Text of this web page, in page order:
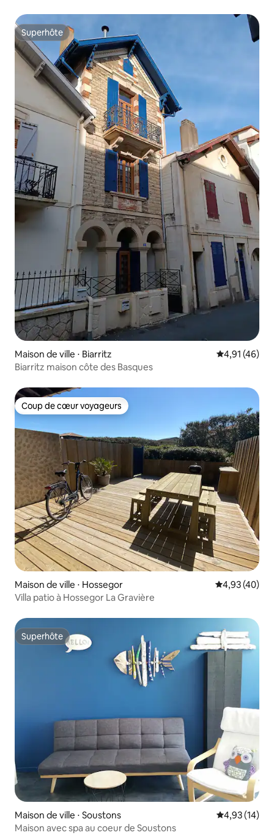
Superhôte
Superhôte
Maison de ville ⋅ Biarritz Évaluation
4,91 (46)
Biarritz maison côte des Basques
Coup de cœur voyageurs
Coup de cœur voyageurs
Maison de ville ⋅ Hossegor Évaluation
4,93 (40)
Villa patio à Hossegor La Gravière
Superhôte
Superhôte
Maison de ville ⋅ Soustons Évaluation
4,93 (14)
Maison avec spa au coeur de Soustons